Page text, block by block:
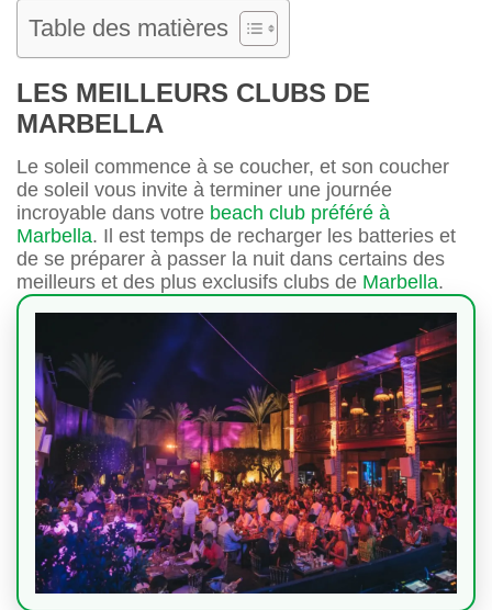
Table des matières
LES MEILLEURS CLUBS DE
MARBELLA
Le soleil commence à se coucher, et son coucher
de soleil vous invite à terminer une journée
incroyable dans votre beach club préféré à
Marbella. Il est temps de recharger les batteries et
de se préparer à passer la nuit dans certains des
meilleurs et des plus exclusifs clubs de Marbella.